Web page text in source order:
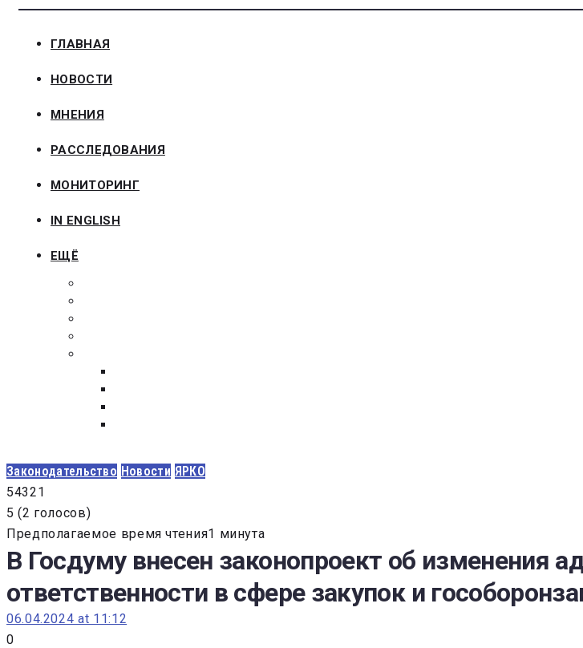
ГЛАВНАЯ
НОВОСТИ
МНЕНИЯ
РАССЛЕДОВАНИЯ
МОНИТОРИНГ
IN ENGLISH
ЕЩЁ
Законодательство Новости ЯРКО
54321
5 (2 голосов)
Предполагаемое время чтения1 минута
В Госдуму внесен законопроект об изменения
ответственности в сфере закупок и
06.04.2024 at 11:12
0